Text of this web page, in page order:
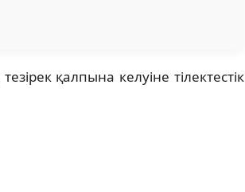
қалпына келуіне тілектестік